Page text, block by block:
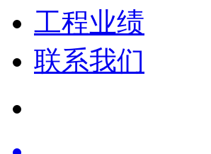
工程业绩
联系我们